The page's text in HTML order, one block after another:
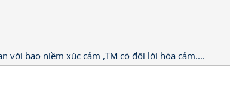
với bao niềm xúc cảm ,TM có đôi lời hòa cảm....